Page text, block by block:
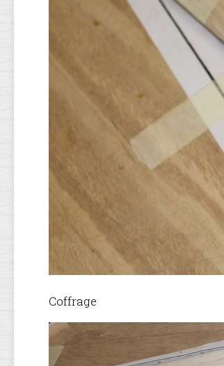
Coffrage